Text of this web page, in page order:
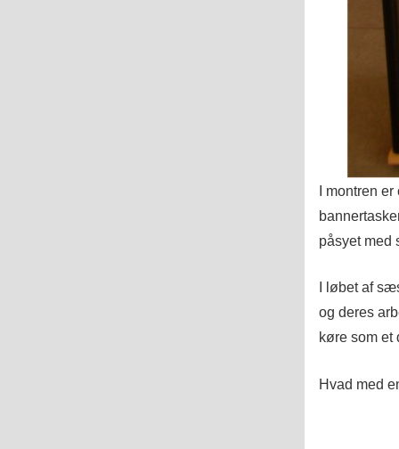
I montren
påsyet med
I løbet af
og deres
køre som et
Hvad med